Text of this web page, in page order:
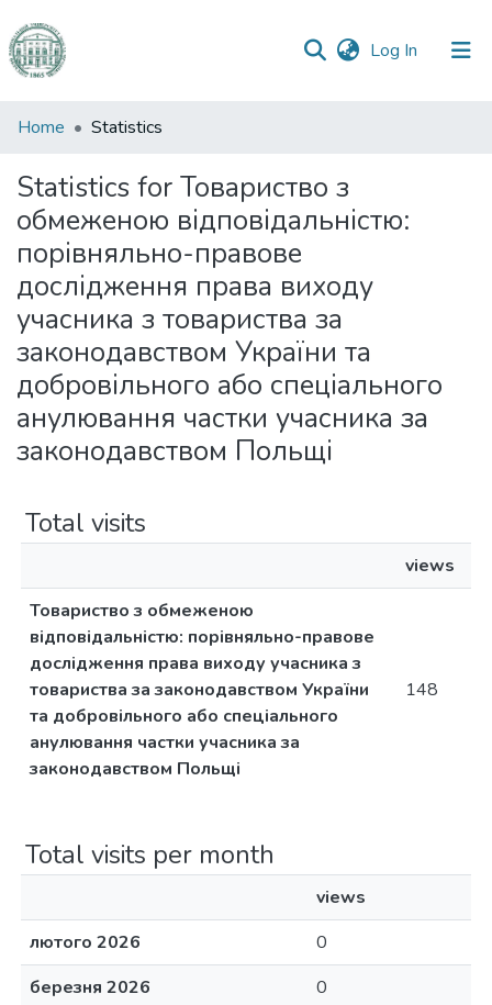
Log In (current)
Communities
Collections
All of DSpace
Home Statistics
Statistics for Товариство з
обмеженою відповідальністю:
порівняльно-правове
дослідження права виходу
учасника з товариства за
законодавством України та
добровільного або спеціального
анулювання частки учасника за
законодавством Польщі
Total visits
views
Товариство з обмеженою
відповідальністю: порівняльно-правове
дослідження права виходу учасника з
товариства за законодавством України
та добровільного або спеціального
анулювання частки учасника за
законодавством Польщі
148
Total visits per month
views
лютого 2026
0
березня 2026
0